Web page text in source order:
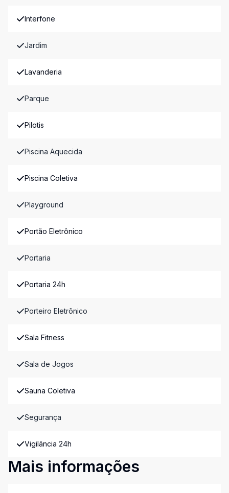
Interfone
Jardim
Lavanderia
Parque
Pilotis
Piscina Aquecida
Piscina Coletiva
Playground
Portão Eletrônico
Portaria
Portaria 24h
Porteiro Eletrônico
Sala Fitness
Sala de Jogos
Sauna Coletiva
Segurança
Vigilância 24h
Mais informações